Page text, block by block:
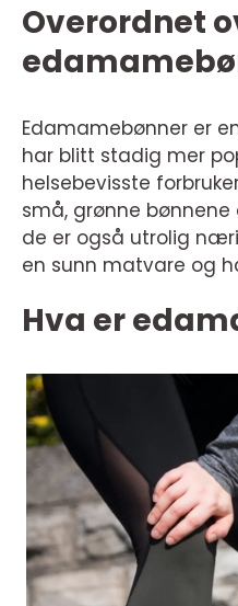
Overordnet
Edamamebønner er
har blitt stadig mer
helsebevisste
små, grønne bønnene
de er også utrolig
en sunn matvare og
Hva er